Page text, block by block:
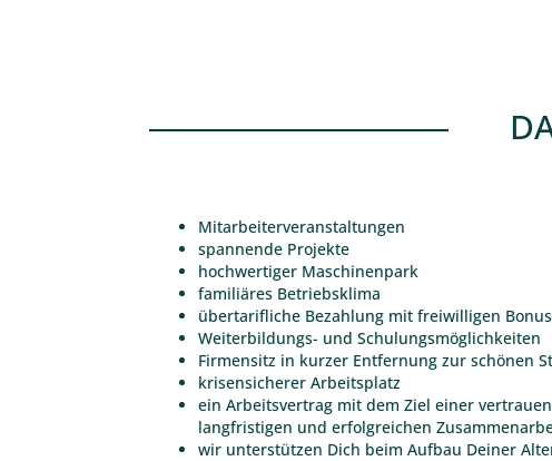
Mitarbeiterveranstaltungen
spannende Projekte
hochwertiger Maschinenpark
familiäres Betriebsklima
übertarifliche Bezahlung mit freiwilligen
Weiterbildungs- und Schulungsmöglichkeiten
Firmensitz in kurzer Entfernung zur schönen
krisensicherer Arbeitsplatz
ein Arbeitsvertrag mit dem Ziel einer
langfristigen und erfolgreichen
wir unterstützen Dich beim Aufbau Deiner